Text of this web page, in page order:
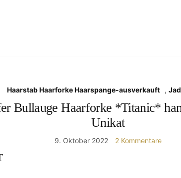
Haarstab Haarforke Haarspange-ausverkauft ,
Bullauge Haarforke *Titanic*
Unikat
9. Oktober 2022 2 Kommentare